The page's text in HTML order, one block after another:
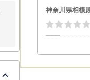
神奈川県相模